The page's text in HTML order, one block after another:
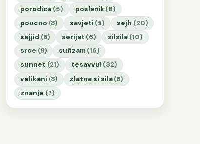
porodica (5) poslanik (6)
poucno (8) savjeti (5) sejh (20)
sejjid (8) serijat (6) silsila (10)
srce (8) sufizam (16)
sunnet (21) tesavvuf (32)
velikani (8) zlatna silsila (8)
znanje (7)